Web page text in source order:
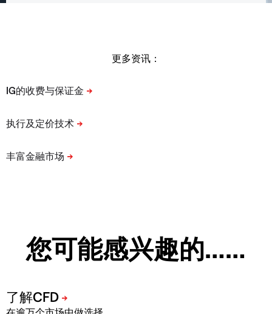
更多资讯：
您可能感兴趣的……